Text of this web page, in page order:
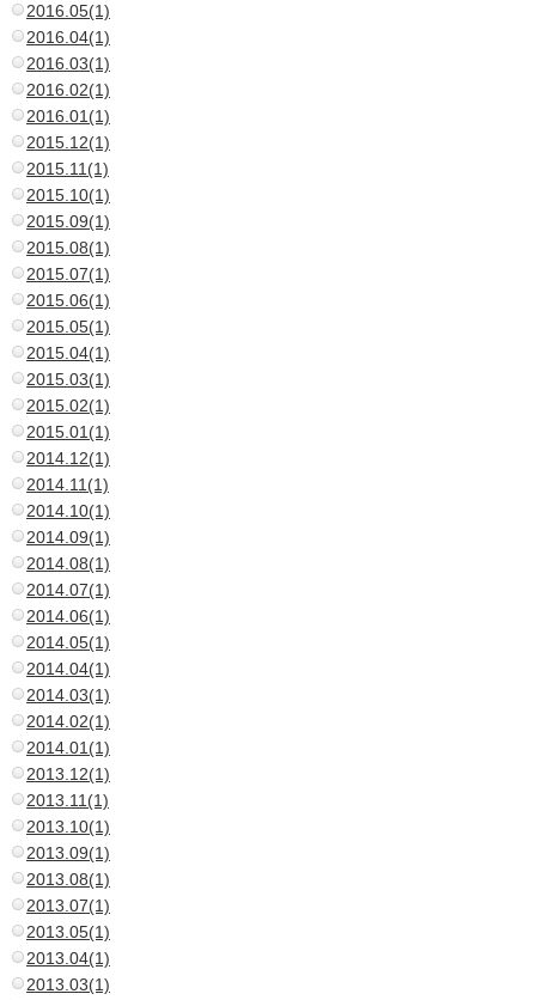
2016.05(1)
2016.04(1)
2016.03(1)
2016.02(1)
2016.01(1)
2015.12(1)
2015.11(1)
2015.10(1)
2015.09(1)
2015.08(1)
2015.07(1)
2015.06(1)
2015.05(1)
2015.04(1)
2015.03(1)
2015.02(1)
2015.01(1)
2014.12(1)
2014.11(1)
2014.10(1)
2014.09(1)
2014.08(1)
2014.07(1)
2014.06(1)
2014.05(1)
2014.04(1)
2014.03(1)
2014.02(1)
2014.01(1)
2013.12(1)
2013.11(1)
2013.10(1)
2013.09(1)
2013.08(1)
2013.07(1)
2013.05(1)
2013.04(1)
2013.03(1)